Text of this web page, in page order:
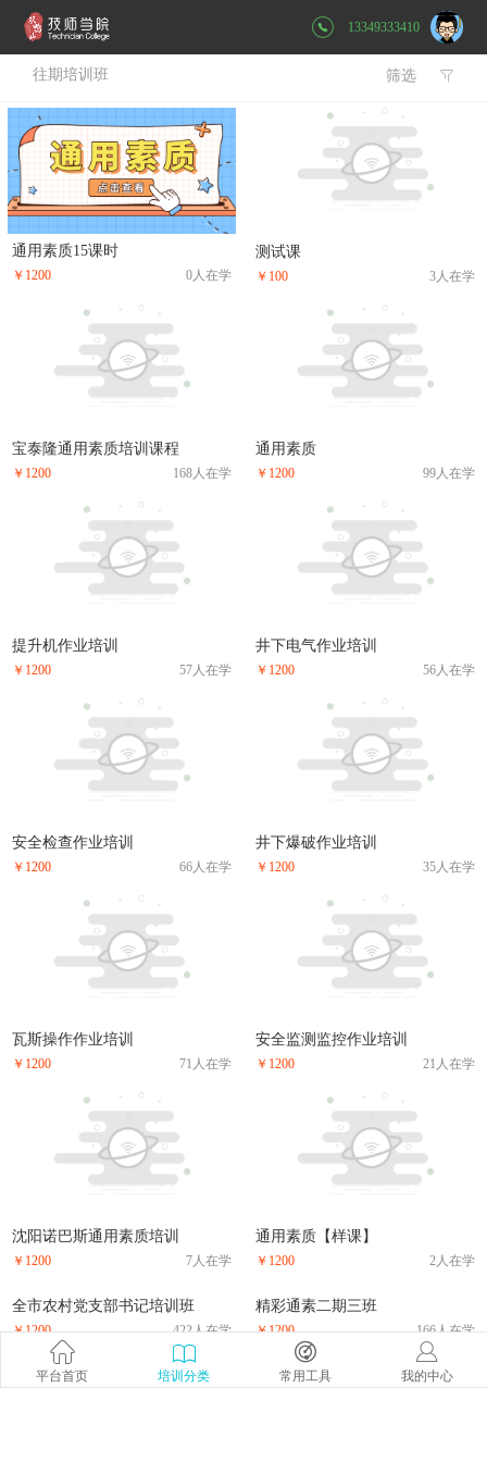
13349333410
往期培训班 
筛选
通用素质15课时
￥1200 0人在学
测试课
￥100 3人在学
宝泰隆通用素质培训课程
￥1200 168人在学
通用素质
￥1200 99人在学
提升机作业培训
￥1200 57人在学
井下电气作业培训
￥1200 56人在学
安全检查作业培训
￥1200 66人在学
井下爆破作业培训
￥1200 35人在学
瓦斯操作作业培训
￥1200 71人在学
安全监测监控作业培训
￥1200 21人在学
沈阳诺巴斯通用素质培训
￥1200 7人在学
通用素质【样课】
￥1200 2人在学
全市农村党支部书记培训班
￥1200 422人在学
精彩通素二期三班
￥1200 166人在学
精彩通素二期二班 白溪关自动控制原理自动控制原理
平台首页 培训分类 常用工具 我的中心